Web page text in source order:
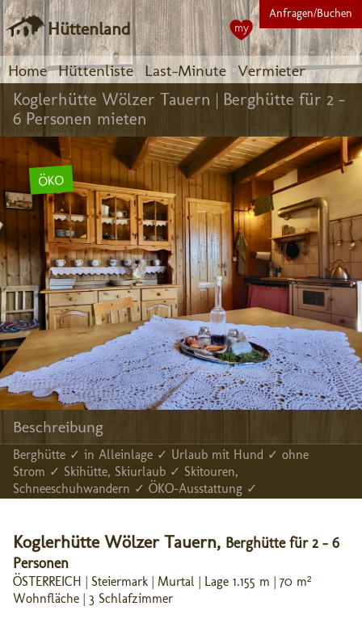
Hüttenland
Home Hüttenliste Last-Minute Vermieter
Anfragen/Buchen
my
Koglerhütte Wölzer Tauern | Berghütte für 2 -
6 Personen mieten
ÖKO
Beschreibung
Berghütte ✓ in Alleinlage ✓ Urlaub mit Hund ✓ ohne
Strom ✓ Skihütte, Skiurlaub ✓ Skitouren,
Schneeschuhwandern ✓ ÖKO-Ausstattung ✓
Koglerhütte Wölzer Tauern, Berghütte für 2 - 6
Personen
ÖSTERREICH | Steiermark | Murtal | Lage 1.155 m | 70 m²
Wohnfläche | 3 Schlafzimmer